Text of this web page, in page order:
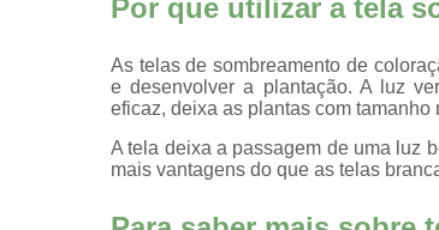
Por que utilizar a tela
As telas de sombreamento de
e desenvolver a plantação. A luz
eficaz, deixa as plantas com tamanho
A tela deixa a passagem de uma luz
mais vantagens do que as telas